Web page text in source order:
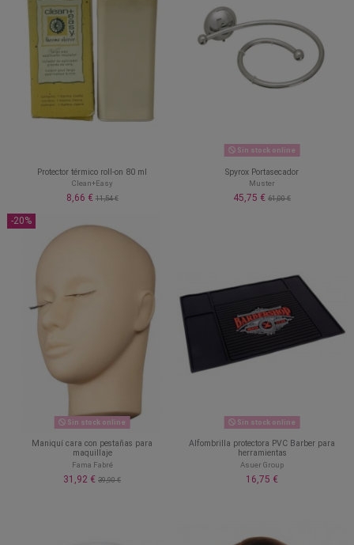
Protector térmico roll-on 80 ml
Clean+Easy
8,66 €11,54 €
Sin stock online
Spyrox Portasecador
Muster
45,75 € 61,00 €
-20%
Sin stock online
Maniquí cara con pestañas para
maquillaje
Fama Fabré
31,92 € 39,90 €
Sin stock online
Alfombrilla protectora PVC Barber para
herramientas
Asuer Group
16,75 €